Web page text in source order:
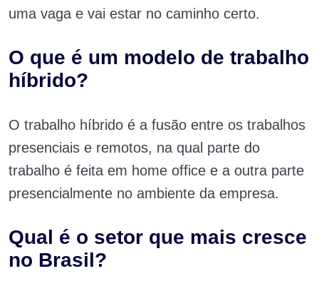
uma vaga e vai estar no caminho certo.
O que é um modelo de trabalho
híbrido?
O trabalho híbrido é a fusão entre os trabalhos
presenciais e remotos, na qual parte do
trabalho é feita em home office e a outra parte
presencialmente no ambiente da empresa.
Qual é o setor que mais cresce
no Brasil?